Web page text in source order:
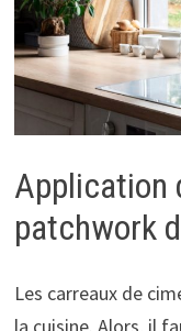
Application
patchwork
Les carreaux de